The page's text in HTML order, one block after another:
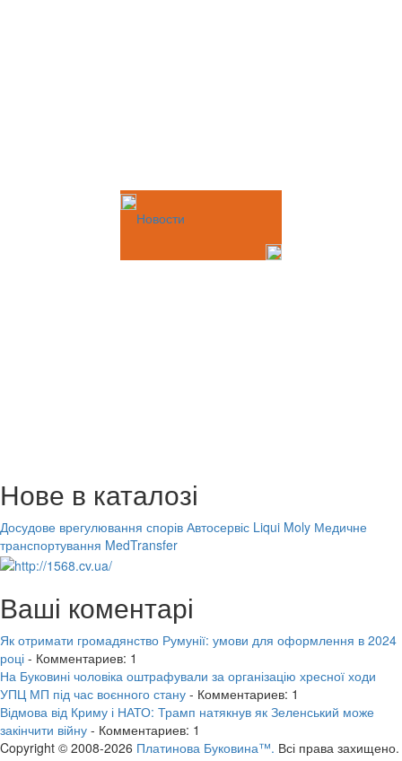
Новости
Нове в каталозі
Досудове врегулювання спорів Автосервіс Liqui Moly Медичне
транспортування MedTransfer
Ваші коментарі
Як отримати громадянство Румунії: умови для оформлення в 2024
році - Комментариев: 1
На Буковині чоловіка оштрафували за організацію хресної ходи
УПЦ МП під час воєнного стану - Комментариев: 1
Відмова від Криму і НАТО: Трамп натякнув як Зеленський може
закінчити війну - Комментариев: 1
Copyright © 2008-2026 Платинова Буковина™. Всі права захищено.